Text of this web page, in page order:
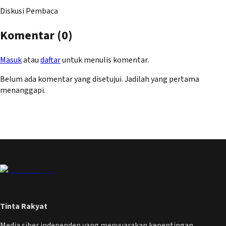
Diskusi Pembaca
Komentar (0)
Masukataudaftaruntuk menulis komentar.
Belum ada komentar yang disetujui. Jadilah yang pertama
menanggapi.
Tinta Rakyat